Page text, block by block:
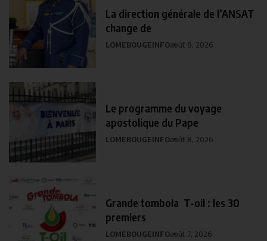
La direction générale de l’ANSAT
change de
LOMEBOUGEINFOaoût 8, 2026
Le programme du voyage
apostolique du Pape
LOMEBOUGEINFOaoût 8, 2026
Grande tombola T-oil : les 30
premiers
LOMEBOUGEINFOaoût 7, 2026